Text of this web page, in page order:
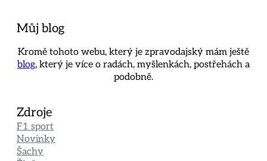
Můj blog
Kromě tohoto webu, který je zpravodajský mám ještě
blog, který je více o radách, myšlenkách, postřehách a
podobně.
Zdroje
F1 sport
Novinky
Šachy